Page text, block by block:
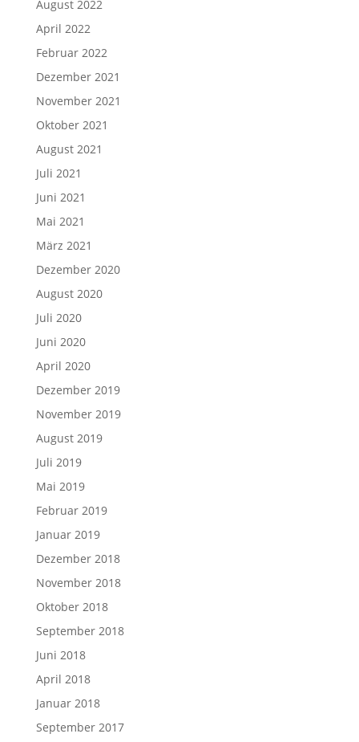
August 2022
April 2022
Februar 2022
Dezember 2021
November 2021
Oktober 2021
August 2021
Juli 2021
Juni 2021
Mai 2021
März 2021
Dezember 2020
August 2020
Juli 2020
Juni 2020
April 2020
Dezember 2019
November 2019
August 2019
Juli 2019
Mai 2019
Februar 2019
Januar 2019
Dezember 2018
November 2018
Oktober 2018
September 2018
Juni 2018
April 2018
Januar 2018
September 2017